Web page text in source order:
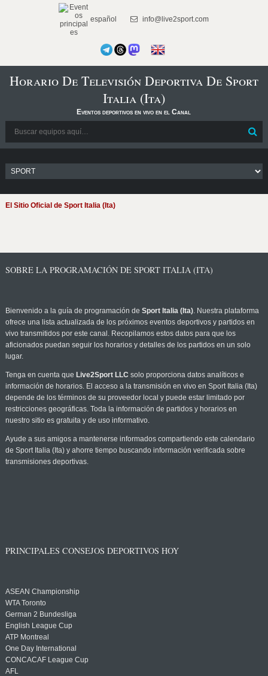
español info@live2sport.com
Horario De Televisión Deportiva De Sport
Italia (Ita)
Eventos deportivos en vivo en el Canal
El Sitio Oficial de Sport Italia (Ita)
SOBRE LA PROGRAMACIÓN DE SPORT ITALIA (ITA)
Bienvenido a la guía de programación de Sport Italia (Ita). Nuestra plataforma
ofrece una lista actualizada de los próximos eventos deportivos y partidos en
vivo transmitidos por este canal. Recopilamos estos datos para que los
aficionados puedan seguir los horarios y detalles de los partidos en un solo
lugar.
Tenga en cuenta que Live2Sport LLC solo proporciona datos analíticos e
información de horarios. El acceso a la transmisión en vivo en Sport Italia (Ita)
depende de los términos de su proveedor local y puede estar limitado por
restricciones geográficas. Toda la información de partidos y horarios en
nuestro sitio es gratuita y de uso informativo.
Ayude a sus amigos a mantenerse informados compartiendo este calendario
de Sport Italia (Ita) y ahorre tiempo buscando información verificada sobre
transmisiones deportivas.
PRINCIPALES CONSEJOS DEPORTIVOS HOY
ASEAN Championship
WTA Toronto
German 2 Bundesliga
English League Cup
ATP Montreal
One Day International
CONCACAF League Cup
AFL